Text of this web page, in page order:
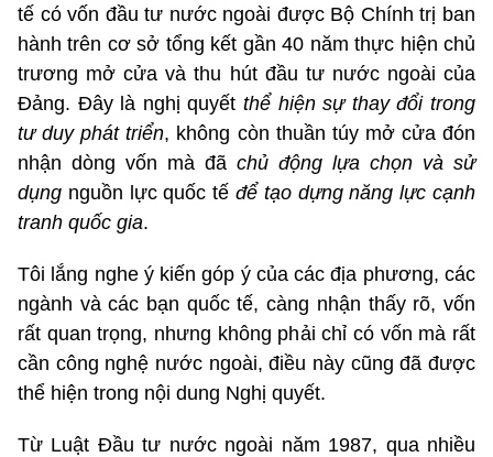
tế có vốn đầu tư nước ngoài được Bộ Chính trị ban
hành trên cơ sở tổng kết gần 40 năm thực hiện chủ
trương mở cửa và thu hút đầu tư nước ngoài của
Đảng. Đây là nghị quyết thể hiện sự thay đổi trong
tư duy phát triển, không còn thuần túy mở cửa đón
nhận dòng vốn mà đã chủ động lựa chọn và sử
dụng nguồn lực quốc tế để tạo dựng năng lực cạnh
tranh quốc gia.
Tôi lắng nghe ý kiến góp ý của các địa phương, các
ngành và các bạn quốc tế, càng nhận thấy rõ, vốn
rất quan trọng, nhưng không phải chỉ có vốn mà rất
cần công nghệ nước ngoài, điều này cũng đã được
thể hiện trong nội dung Nghị quyết.
Từ Luật Đầu tư nước ngoài năm 1987, qua nhiều